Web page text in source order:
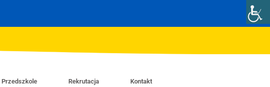
Przedszkole Rekrutacja Kontakt